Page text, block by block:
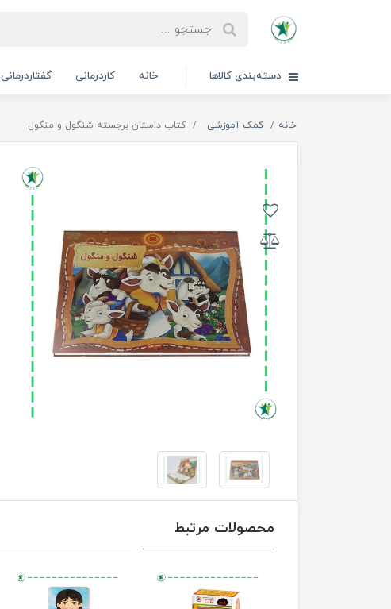
دسته‌بندی کالاها خانه کاردرمانی گفتاردرمانی
خانه کمک آموزشی کتاب داستان برجسته شنگول و منگول
محصولات مرتبط